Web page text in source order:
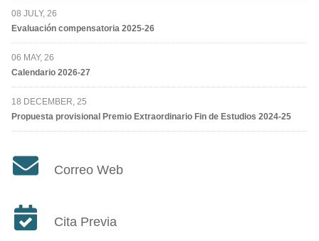
08 JULY, 26
Evaluación compensatoria 2025-26
06 MAY, 26
Calendario 2026-27
18 DECEMBER, 25
Propuesta provisional Premio Extraordinario Fin de Estudios 2024-25
Correo Web
Cita Previa